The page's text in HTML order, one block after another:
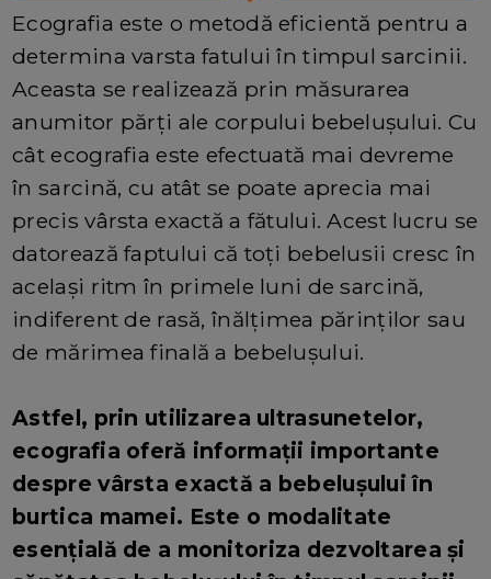
Ecografia este o metodă eficientă pentru a
determina varsta fatului în timpul sarcinii.
Aceasta se realizează prin măsurarea
anumitor părți ale corpului bebelușului. Cu
cât ecografia este efectuată mai devreme
în sarcină, cu atât se poate aprecia mai
precis vârsta exactă a fătului. Acest lucru se
datorează faptului că toți bebelusii cresc în
același ritm în primele luni de sarcină,
indiferent de rasă, înălțimea părinților sau
de mărimea finală a bebelușului.
Astfel, prin utilizarea ultrasunetelor,
ecografia oferă informații importante
despre vârsta exactă a bebelușului în
burtica mamei. Este o modalitate
esențială de a monitoriza dezvoltarea și